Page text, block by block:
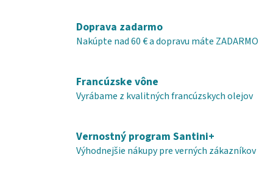
i
e
v
k
ý
p
i
e
Doprava zadarmo
Nakúpte nad 60 € a dopravu máte ZADARMO
Francúzske vône
Vyrábame z kvalitných francúzskych olejov
Vernostný program Santini+
Výhodnejšie nákupy pre verných zákazníkov